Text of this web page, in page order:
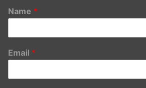
Name *
Email *